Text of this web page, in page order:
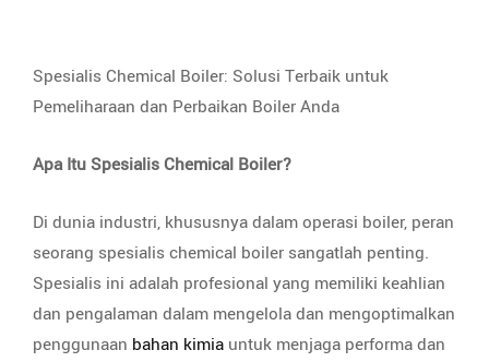
Spesialis Chemical Boiler: Solusi Terbaik untuk
Pemeliharaan dan Perbaikan Boiler Anda
Apa Itu Spesialis Chemical Boiler?
Di dunia industri, khususnya dalam operasi boiler, peran
seorang spesialis chemical boiler sangatlah penting.
Spesialis ini adalah profesional yang memiliki keahlian
dan pengalaman dalam mengelola dan mengoptimalkan
penggunaan bahan kimia untuk menjaga performa dan